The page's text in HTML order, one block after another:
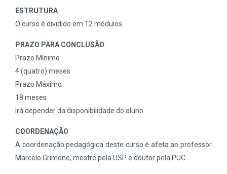
ESTRUTURA
O curso é dividido em 12 módulos.
PRAZO PARA CONCLUSÃO:
Prazo Mínimo
4 (quatro) meses
Prazo Máximo
18 meses
Irá depender da disponibilidade do aluno
COORDENAÇÃO
A coordenação pedagógica deste curso é afeta ao professor
Marcelo Grimone, mestre pela USP e doutor pela PUC.